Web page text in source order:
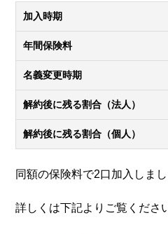
加入時期
年間保険料
名義変更時期
解約後に残る割合（法人）
解約後に残る割合（個人）
同額の保険料で2口加入しまし
詳しくは下記よりご覧くださ